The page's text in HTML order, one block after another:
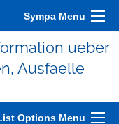
Sympa Menu
ueber
Ausfaelle
Options Menu